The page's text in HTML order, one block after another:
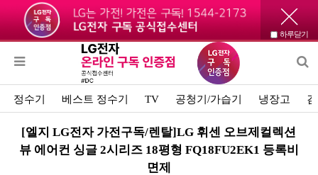
하루닫기
정수기 베스트 정수기 TV 공청기/가습기 냉장고
[엘지 LG전자 가전구독/렌탈]LG 휘센 오브제컬렉션
뷰 에어컨 싱글 2시리즈 18평형 FQ18FU2EK1 등록비
면제